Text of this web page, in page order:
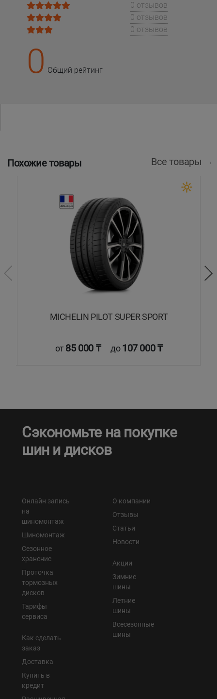
0 отзывов
0 отзывов
0 отзывов
0 Общий рейтинг
Похожие товары Все товары
MICHELIN PILOT SUPER SPORT
от85 000 ₸ до107 000 ₸
Сэкономьте на покупке
шин и дисков
Онлайн запись
на
шиномонтаж
Шиномонтаж
Сезонное
хранение
Проточка
тормозных
дисков
Тарифы
сервиса
Как сделать
заказ
Доставка
Купить в
кредит
О компании
Отзывы
Статьи
Новости
Акции
Зимние
шины
Летние
шины
Всесезонные
шины